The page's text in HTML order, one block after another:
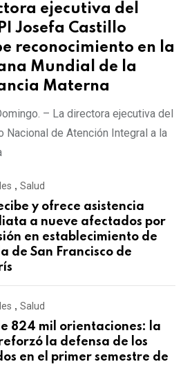
ejecutiva del
Josefa Castillo
reconocimiento en la
Mundial de la
Materna
– La directora ejecutiva del
Nacional de Atención Integral a la
, Salud
y ofrece asistencia
a nueve afectados por
en establecimiento de
de San Francisco de
, Salud
824 mil orientaciones: la
la defensa de los
en el primer semestre de